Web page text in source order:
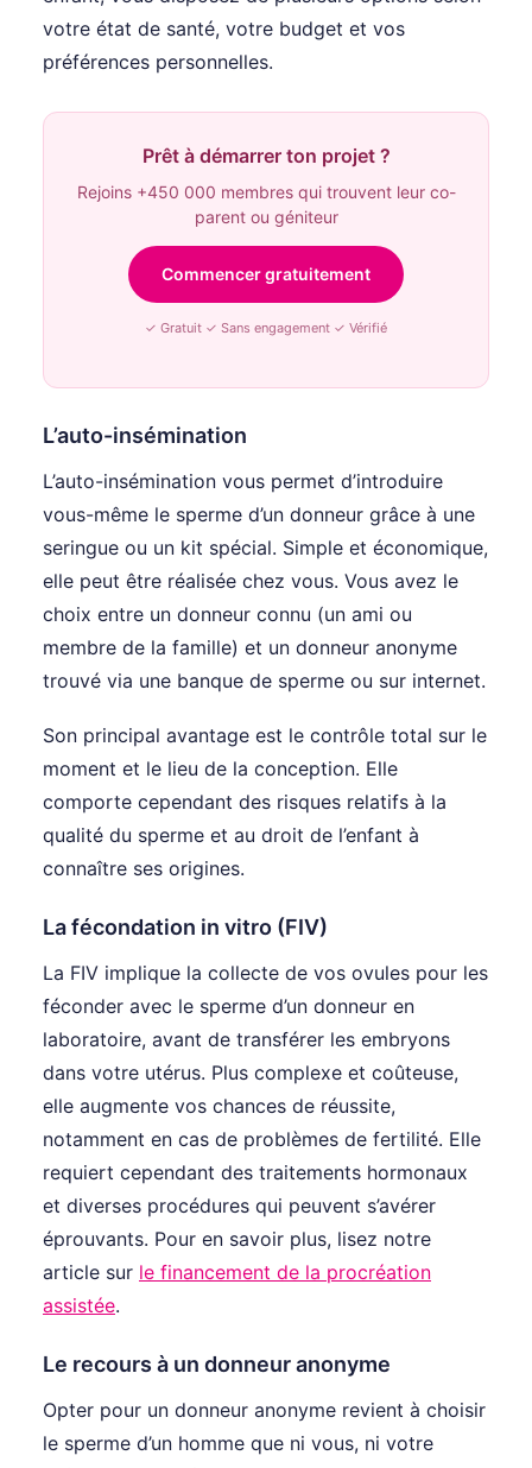
votre état de santé, votre budget et vos
préférences personnelles.
Prêt à démarrer ton projet ?
Rejoins +450 000 membres qui trouvent leur co-
parent ou géniteur
Commencer gratuitement
✓ Gratuit ✓ Sans engagement ✓ Vérifié
L’auto-insémination
L’auto-insémination vous permet d’introduire
vous-même le sperme d’un donneur grâce à une
seringue ou un kit spécial. Simple et économique,
elle peut être réalisée chez vous. Vous avez le
choix entre un donneur connu (un ami ou
membre de la famille) et un donneur anonyme
trouvé via une banque de sperme ou sur internet.
Son principal avantage est le contrôle total sur le
moment et le lieu de la conception. Elle
comporte cependant des risques relatifs à la
qualité du sperme et au droit de l’enfant à
connaître ses origines.
La fécondation in vitro (FIV)
La FIV implique la collecte de vos ovules pour les
féconder avec le sperme d’un donneur en
laboratoire, avant de transférer les embryons
dans votre utérus. Plus complexe et coûteuse,
elle augmente vos chances de réussite,
notamment en cas de problèmes de fertilité. Elle
requiert cependant des traitements hormonaux
et diverses procédures qui peuvent s’avérer
éprouvants. Pour en savoir plus, lisez notre
article sur le financement de la procréation
assistée.
Le recours à un donneur anonyme
Opter pour un donneur anonyme revient à choisir
le sperme d’un homme que ni vous, ni votre